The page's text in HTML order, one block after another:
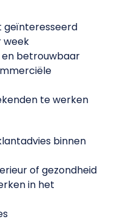
geïnteresseerd
week
en betrouwbaar
te werken
binnen
of gezondheid
in het